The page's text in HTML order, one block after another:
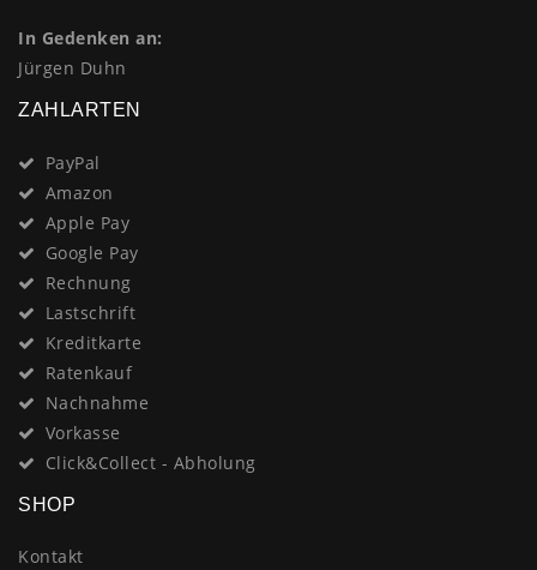
In Gedenken an:
Jürgen Duhn
ZAHLARTEN
PayPal
Amazon
Apple Pay
Google Pay
Rechnung
Lastschrift
Kreditkarte
Ratenkauf
Nachnahme
Vorkasse
Click&Collect - Abholung
SHOP
Kontakt